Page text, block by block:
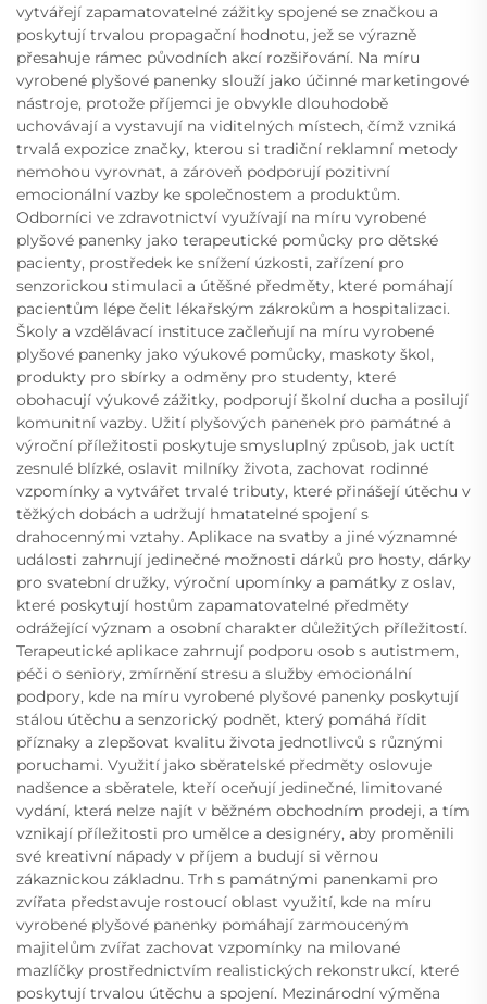
vytvářejí zapamatovatelné zážitky spojené se značkou a
poskytují trvalou propagační hodnotu, jež se výrazně
přesahuje rámec původních akcí rozšiřování. Na míru
vyrobené plyšové panenky slouží jako účinné marketingové
nástroje, protože příjemci je obvykle dlouhodobě
uchovávají a vystavují na viditelných místech, čímž vzniká
trvalá expozice značky, kterou si tradiční reklamní metody
nemohou vyrovnat, a zároveň podporují pozitivní
emocionální vazby ke společnostem a produktům.
Odborníci ve zdravotnictví využívají na míru vyrobené
plyšové panenky jako terapeutické pomůcky pro dětské
pacienty, prostředek ke snížení úzkosti, zařízení pro
senzorickou stimulaci a útěšné předměty, které pomáhají
pacientům lépe čelit lékařským zákrokům a hospitalizaci.
Školy a vzdělávací instituce začleňují na míru vyrobené
plyšové panenky jako výukové pomůcky, maskoty škol,
produkty pro sbírky a odměny pro studenty, které
obohacují výukové zážitky, podporují školní ducha a posilují
komunitní vazby. Užití plyšových panenek pro památné a
výroční příležitosti poskytuje smysluplný způsob, jak uctít
zesnulé blízké, oslavit milníky života, zachovat rodinné
vzpomínky a vytvářet trvalé tributy, které přinášejí útěchu v
těžkých dobách a udržují hmatatelné spojení s
drahocennými vztahy. Aplikace na svatby a jiné významné
události zahrnují jedinečné možnosti dárků pro hosty, dárky
pro svatební družky, výroční upomínky a památky z oslav,
které poskytují hostům zapamatovatelné předměty
odrážející význam a osobní charakter důležitých příležitostí.
Terapeutické aplikace zahrnují podporu osob s autistmem,
péči o seniory, zmírnění stresu a služby emocionální
podpory, kde na míru vyrobené plyšové panenky poskytují
stálou útěchu a senzorický podnět, který pomáhá řídit
příznaky a zlepšovat kvalitu života jednotlivců s různými
poruchami. Využití jako sběratelské předměty oslovuje
nadšence a sběratele, kteří oceňují jedinečné, limitované
vydání, která nelze najít v běžném obchodním prodeji, a tím
vznikají příležitosti pro umělce a designéry, aby proměnili
své kreativní nápady v příjem a budují si věrnou
zákaznickou základnu. Trh s památnými panenkami pro
zvířata představuje rostoucí oblast využití, kde na míru
vyrobené plyšové panenky pomáhají zarmouceným
majitelům zvířat zachovat vzpomínky na milované
mazlíčky prostřednictvím realistických rekonstrukcí, které
poskytují trvalou útěchu a spojení. Mezinárodní výměna